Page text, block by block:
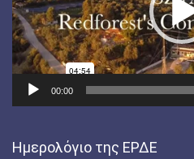
00:00
Ημερολόγιο της ΕΡΔΕ